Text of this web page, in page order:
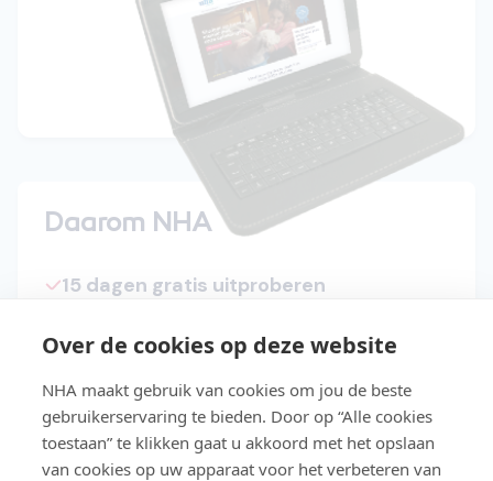
Over de cookies op deze website
NHA maakt gebruik van cookies om jou de beste
gebruikerservaring te bieden. Door op “Alle cookies
toestaan” te klikken gaat u akkoord met het opslaan
van cookies op uw apparaat voor het verbeteren van
Daarom NHA
15 dagen gratis uitproberen
Niet geslaagd? Lesgeld terug
Slaag makkelijker met Easy Learning®